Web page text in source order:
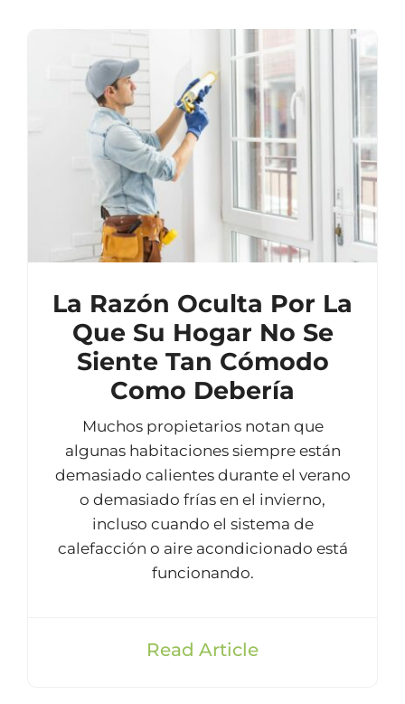
La Razón Oculta Por La
Que Su Hogar No Se
Siente Tan Cómodo
Como Debería
Muchos propietarios notan que
algunas habitaciones siempre están
demasiado calientes durante el verano
o demasiado frías en el invierno,
incluso cuando el sistema de
calefacción o aire acondicionado está
funcionando.
Read Article